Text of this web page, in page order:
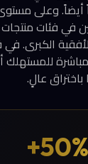
أيضاً. وعلى
في فئات
الكبرى. في
للمستهلك
50%+